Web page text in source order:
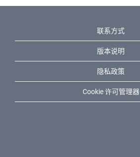
联系方式
版本说明
隐私政策
Cookie 许可管理器